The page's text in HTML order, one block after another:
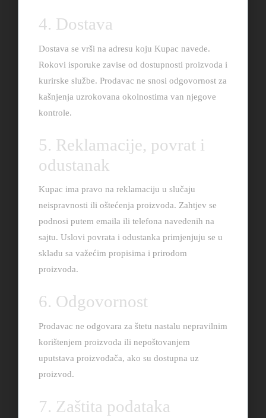
4. Dostava
Dostava se vrši na adresu koju Kupac navede.
Rokovi isporuke zavise od dostupnosti proizvoda i
kurirske službe. Prodavac ne snosi odgovornost za
kašnjenja uzrokovana okolnostima van njegove
kontrole.
5. Reklamacije, povrat i
odustanak
Kupac ima pravo na reklamaciju u slučaju
neispravnosti ili oštećenja proizvoda. Zahtjev se
podnosi putem emaila ili telefona navedenih na
sajtu. Uslovi povrata i odustanka primjenjuju se u
skladu sa važećim propisima i prirodom
proizvoda.
6. Odgovornost
Prodavac ne odgovara za štetu nastalu nepravilnim
korištenjem proizvoda ili nepoštovanjem
uputstava proizvođača, ako su dostupna uz
proizvod.
7. Zaštita podataka